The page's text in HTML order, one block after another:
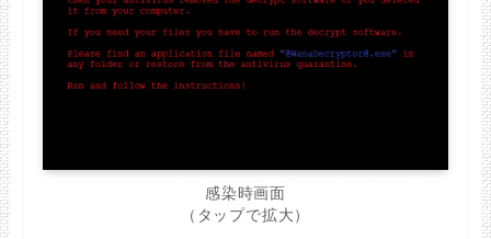
感染時画面
（タップで拡大）